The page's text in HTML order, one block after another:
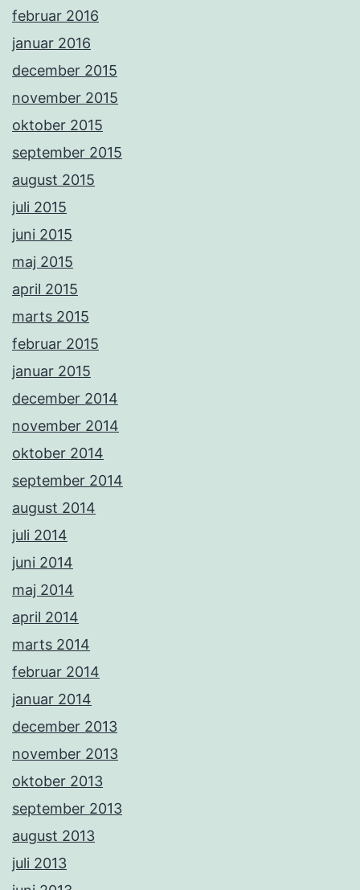
februar 2016
januar 2016
december 2015
november 2015
oktober 2015
september 2015
august 2015
juli 2015
juni 2015
maj 2015
april 2015
marts 2015
februar 2015
januar 2015
december 2014
november 2014
oktober 2014
september 2014
august 2014
juli 2014
juni 2014
maj 2014
april 2014
marts 2014
februar 2014
januar 2014
december 2013
november 2013
oktober 2013
september 2013
august 2013
juli 2013